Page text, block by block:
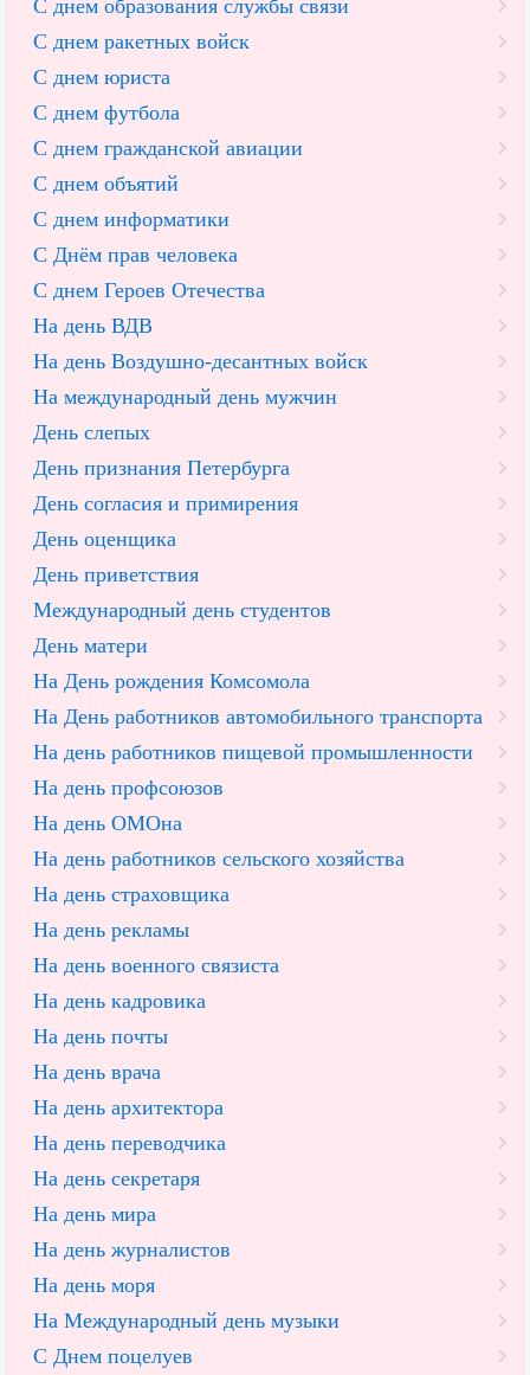
С днем образования службы связи
С днем ракетных войск
С днем юриста
С днем футбола
С днем гражданской авиации
С днем объятий
С днем информатики
С Днём прав человека
С днем Героев Отечества
На день ВДВ
На день Воздушно-десантных войск
На международный день мужчин
День слепых
День признания Петербурга
День согласия и примирения
День оценщика
День приветствия
Международный день студентов
День матери
На День рождения Комсомола
На День работников автомобильного транспорта
На день работников пищевой промышленности
На день профсоюзов
На день ОМОна
На день работников сельского хозяйства
На день страховщика
На день рекламы
На день военного связиста
На день кадровика
На день почты
На день врача
На день архитектора
На день переводчика
На день секретаря
На день мира
На день журналистов
На день моря
На Международный день музыки
С Днем поцелуев